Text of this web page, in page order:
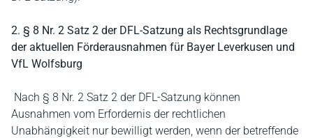
2. § 8 Nr. 2 Satz 2 der DFL-Satzung als Rechtsgrundlage
der aktuellen Förderausnahmen für Bayer Leverkusen und
VfL Wolfsburg
Nach § 8 Nr. 2 Satz 2 der DFL-Satzung können
Ausnahmen vom Erfordernis der rechtlichen
Unabhängigkeit nur bewilligt werden, wenn der betreffende